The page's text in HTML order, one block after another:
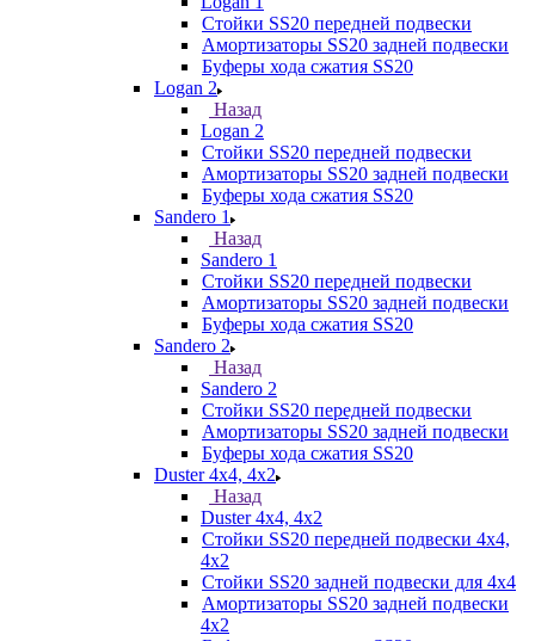
Стойки SS20 передней подвески
Амортизаторы SS20 задней подвески
Буферы хода сжатия SS20
Logan 2
Назад
Logan 2
Стойки SS20 передней подвески
Амортизаторы SS20 задней подвески
Буферы хода сжатия SS20
Sandero 1
Назад
Sandero 1
Стойки SS20 передней подвески
Амортизаторы SS20 задней подвески
Буферы хода сжатия SS20
Sandero 2
Назад
Sandero 2
Стойки SS20 передней подвески
Амортизаторы SS20 задней подвески
Буферы хода сжатия SS20
Duster 4х4, 4x2
Назад
Duster 4х4, 4x2
Стойки SS20 передней подвески 4х4,
4x2
Стойки SS20 задней подвески для 4х4
Амортизаторы SS20 задней подвески
4х2